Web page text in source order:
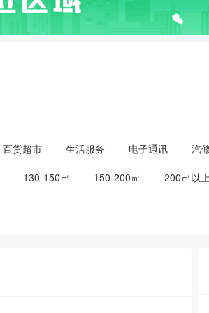
百货超市 生活服务 电子通讯
汽
130-150㎡ 150-200㎡ 200㎡以